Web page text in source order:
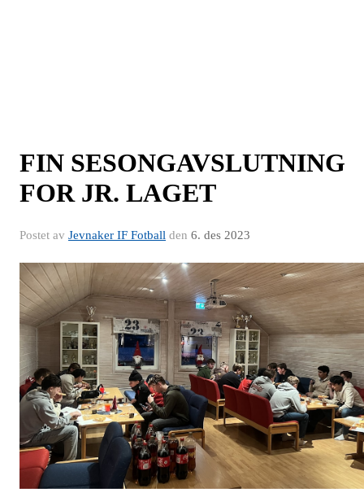
FIN SESONGAVSLUTNING
FOR JR. LAGET
Postet av Jevnaker IF Fotball den 6. des 2023